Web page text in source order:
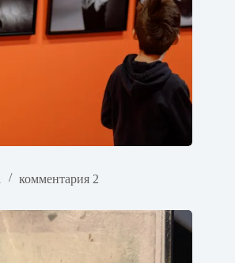
комментария 2